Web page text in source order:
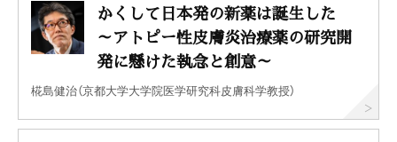
かくして日本発の新薬は誕生した
～アトピー性皮膚炎治療薬の研究開
発に懸けた執念と創意～
椛島健治（京都大学大学院医学研究科皮膚科学教授）